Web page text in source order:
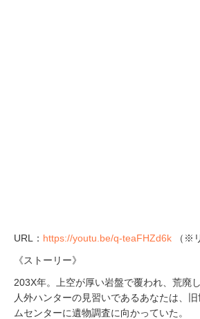
URL： https://youtu.be/q-teaFHZd6k （※
《ストーリー》
203X年。上空が厚い岩盤で覆われ、荒廃し
人外ハンターの見習いであるあなたは、
ムセンターに遺物調査に向かっていた。